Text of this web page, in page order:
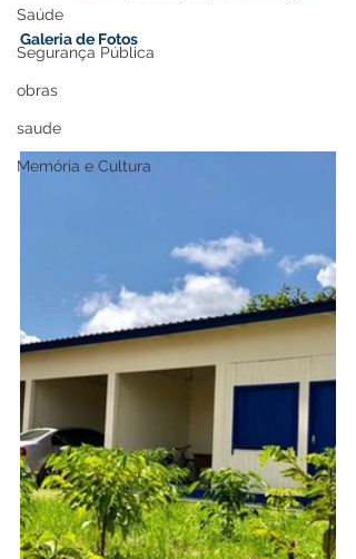
Saúde
Segurança Pública
obras
saude
Memória e Cultura
Galeria de Fotos